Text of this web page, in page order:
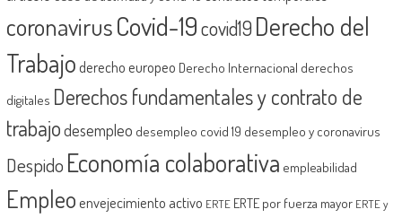
coronavirusCovid-19covid19 Derecho del
Trabajoderecho europeo Derecho Internacional derechos
digitales Derechos fundamentales y contrato de
trabajodesempleo desempleo covid 19 desempleo y coronavirus
Despido Economía colaborativa empleabilidad
Empleoenvejecimiento activo ERTE ERTE por fuerza mayor ERTE y